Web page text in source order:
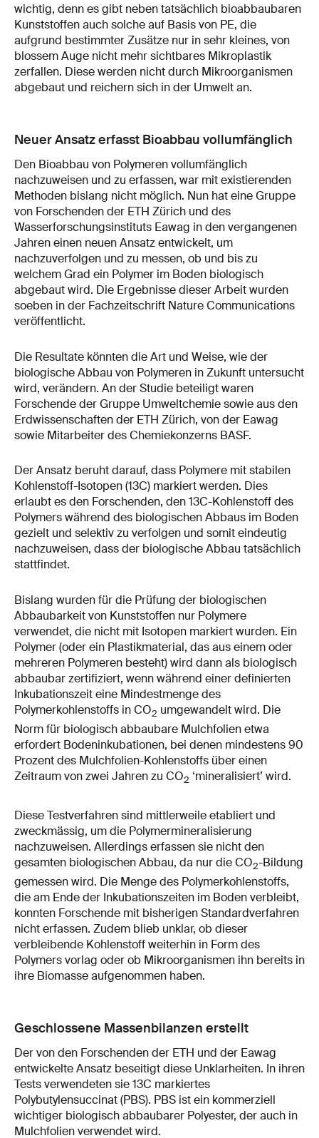
wichtig, denn es gibt neben tatsächlich bioabbaubaren
Kunststoffen auch solche auf Basis von PE, die
aufgrund bestimmter Zusätze nur in sehr kleines, von
blossem Auge nicht mehr sichtbares Mikroplastik
zerfallen. Diese werden nicht durch Mikroorganismen
abgebaut und reichern sich in der Umwelt an.
Neuer Ansatz erfasst Bioabbau vollumfänglich
Den Bioabbau von Polymeren vollumfänglich
nachzuweisen und zu erfassen, war mit existierenden
Methoden bislang nicht möglich. Nun hat eine Gruppe
von Forschenden der ETH Zürich und des
Wasserforschungsinstituts Eawag in den vergangenen
Jahren einen neuen Ansatz entwickelt, um
nachzuverfolgen und zu messen, ob und bis zu
welchem Grad ein Polymer im Boden biologisch
abgebaut wird. Die Ergebnisse dieser Arbeit wurden
soeben in der Fachzeitschrift Nature Communications
veröffentlicht.
Die Resultate könnten die Art und Weise, wie der
biologische Abbau von Polymeren in Zukunft untersucht
wird, verändern. An der Studie beteiligt waren
Forschende der Gruppe Umweltchemie sowie aus den
Erdwissenschaften der ETH Zürich, von der Eawag
sowie Mitarbeiter des Chemiekonzerns BASF.
Der Ansatz beruht darauf, dass Polymere mit stabilen
Kohlenstoff-​​Isotopen (13C) markiert werden. Dies
erlaubt es den Forschenden, den 13C-​Kohlenstoff des
Polymers während des biologischen Abbaus im Boden
gezielt und selektiv zu verfolgen und somit eindeutig
nachzuweisen, dass der biologische Abbau tatsächlich
stattfindet.
Bislang wurden für die Prüfung der biologischen
Abbaubarkeit von Kunststoffen nur Polymere
verwendet, die nicht mit Isotopen markiert wurden. Ein
Polymer (oder ein Plastikmaterial, das aus einem oder
mehreren Polymeren besteht) wird dann als biologisch
abbaubar zertifiziert, wenn während einer definierten
Inkubationszeit eine Mindestmenge des
Polymerkohlenstoffs in CO2 umgewandelt wird. Die
Norm für biologisch abbaubare Mulchfolien etwa
erfordert Bodeninkubationen, bei denen mindestens 90
Prozent des Mulchfolien-​​Kohlenstoffs über einen
Zeitraum von zwei Jahren zu CO2 ‘mineralisiert’ wird.
Diese Testverfahren sind mittlerweile etabliert und
zweckmässig, um die Polymermineralisierung
nachzuweisen. Allerdings erfassen sie nicht den
gesamten biologischen Abbau, da nur die CO2-​Bildung
gemessen wird. Die Menge des Polymerkohlenstoffs,
die am Ende der Inkubationszeiten im Boden verbleibt,
konnten Forschende mit bisherigen Standardverfahren
nicht erfassen. Zudem blieb unklar, ob dieser
verbleibende Kohlenstoff weiterhin in Form des
Polymers vorlag oder ob Mikroorganismen ihn bereits in
ihre Biomasse aufgenommen haben.
Geschlossene Massenbilanzen erstellt
Der von den Forschenden der ETH und der Eawag
entwickelte Ansatz beseitigt diese Unklarheiten. In ihren
Tests verwendeten sie 13C markiertes
Polybutylensuccinat (PBS). PBS ist ein kommerziell
wichtiger biologisch abbaubarer Polyester, der auch in
Mulchfolien verwendet wird.